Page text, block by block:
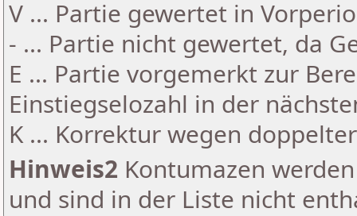
V ... Partie gewertet in
- ... Partie nicht gewertet, da
E ... Partie vorgemerkt zur
Einstiegselozahl in der
K ... Korrektur wegen
Hinweis2 Kontumazen
und sind in der Liste nicht